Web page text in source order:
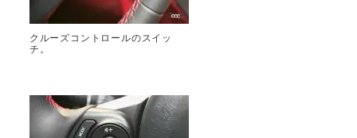
クルーズコントロールのスイッ
チ。